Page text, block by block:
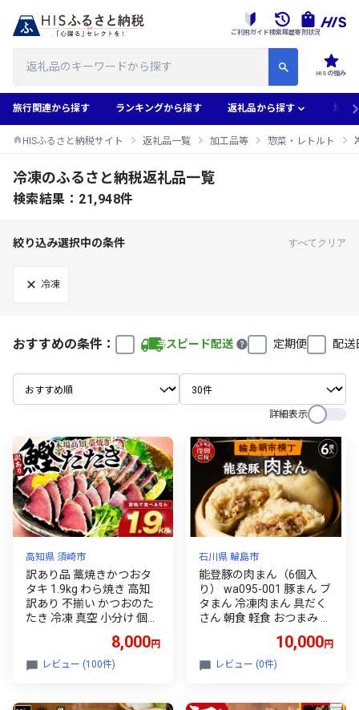
HISの強み
ご利用ガイド検索履歴寄附状況
旅行関連から探す ランキングから探す 返礼品から探す 地域
HISふるさと納税サイト 返礼品一覧 加工品等 惣菜・レトルト
冷凍のふるさと納税返礼品一覧
検索結果：21,948件
絞り込み選択中の条件 すべてクリア
冷凍
おすすめの条件： スピード配送 定期便 配送
詳細表示
高知県 須崎市
訳あり品 藁焼きかつおタ
タキ 1.9kg わら焼き 高知
訳あり 不揃い かつおのた
たき 冷凍 真空 小分け 個包
ごはん 加工品 カツオ 鰹 刺
身 魚 高知県 須崎市
8,000円
レビュー (100件)
石川県 輪島市
能登豚の肉まん（6個入
り） wa095-001 豚まん ブ
タまん 冷凍肉まん 具だく
さん 朝食 軽食 おつまみ お
ンジ 冷凍 人気 おすすめ お
取り寄せ グルメ ご当地 送
10,000円
レビュー (0件)